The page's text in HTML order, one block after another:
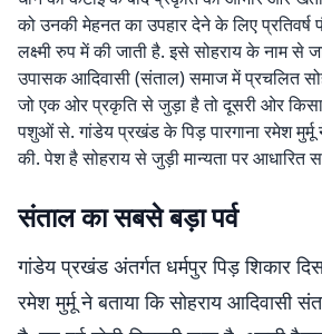
को उनकी मेहनत का उपहार देने के लिए प्रतिवर्ष
लक्ष्मी रुप में की जाती है. इसे सोहराय के नाम से
उपासक आदिवासी (संताल) समाज में प्रचलित
जो एक ओर प्रकृति से जुड़ा है तो दूसरी ओर
पशुओं से. गांडेय प्रखंड के पिड़ पारगाना रमेश मुर्मू
की. पेश है सोहराय से जुड़ी मान्यता पर आधारित
संताल का सबसे बड़ा पर्व
गांडेय प्रखंड अंतर्गत धर्मपुर पिड़ शिकार
रमेश मुर्मू ने बताया कि सोहराय आदिवासी